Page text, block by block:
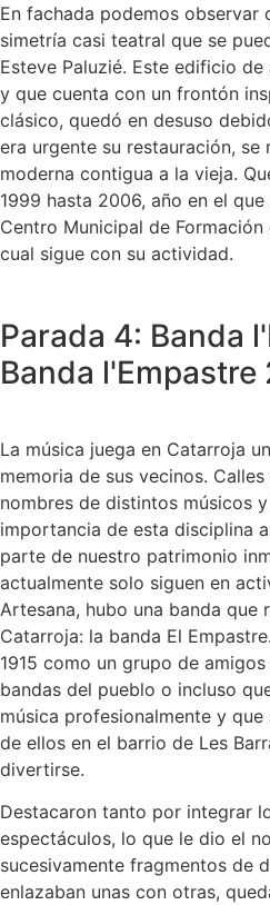
En fachada podemos observar
simetría casi teatral que se
Esteve Paluzié. Este edificio
y que cuenta con un frontón
clásico, quedó en desuso
era urgente su restauración,
moderna contigua a la vieja.
1999 hasta 2006, año en el
Centro Municipal de Formación
cual sigue con su actividad.
Parada 4: Banda
Banda l'Empastre
La música juega en Catarroja
memoria de sus vecinos.
nombres de distintos músicos
importancia de esta disciplina
parte de nuestro patrimonio
actualmente solo siguen en
Artesana, hubo una banda que
Catarroja: la banda El
1915 como un grupo de
bandas del pueblo o incluso
música profesionalmente y que
de ellos en el barrio de Les
divertirse.
Destacaron tanto por integrar
espectáculos, lo que le dio el
sucesivamente fragmentos de
enlazaban unas con otras,